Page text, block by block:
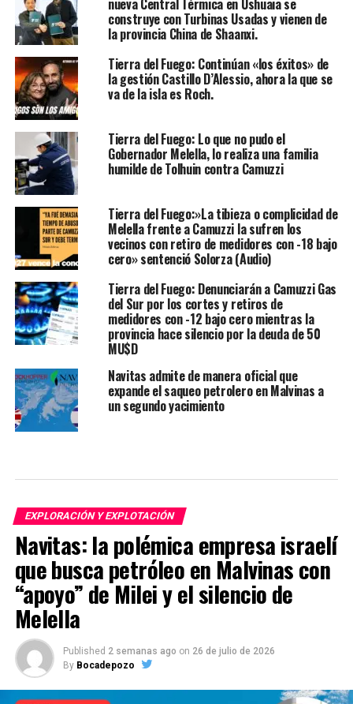
nueva Central Térmica en Ushuaia se
construye con Turbinas Usadas y vienen de
la provincia China de Shaanxi.
Tierra del Fuego: Continúan «los éxitos» de
la gestión Castillo D’Alessio, ahora la que se
va de la isla es Roch.
Tierra del Fuego: Lo que no pudo el
Gobernador Melella, lo realiza una familia
humilde de Tolhuin contra Camuzzi
Tierra del Fuego:»La tibieza o complicidad de
Melella frente a Camuzzi la sufren los
vecinos con retiro de medidores con -18 bajo
cero» sentenció Solorza (Audio)
Tierra del Fuego: Denunciarán a Camuzzi Gas
del Sur por los cortes y retiros de
medidores con -12 bajo cero mientras la
provincia hace silencio por la deuda de 50
MU$D
Navitas admite de manera oficial que
expande el saqueo petrolero en Malvinas a
un segundo yacimiento
EXPLORACIÓN Y EXPLOTACIÓN
Navitas: la polémica empresa israelí
que busca petróleo en Malvinas con
“apoyo” de Milei y el silencio de
Melella
Published 2 semanas ago on 26 de julio de 2026
By Bocadepozo